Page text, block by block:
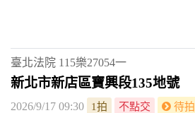
臺北法院 115樂27054一
新北市新店區寶興段135地號
2026/9/17 09:30 1拍 不點交 待拍